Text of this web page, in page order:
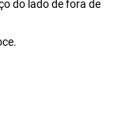
do lado de fora de